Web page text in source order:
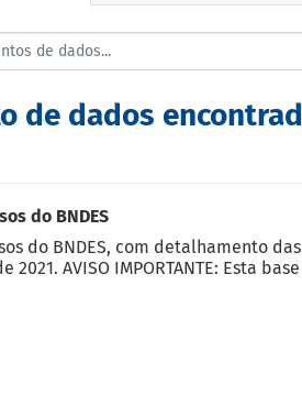
de dados
do BNDES
do BNDES, com detalhamento
2021. AVISO IMPORTANTE: Esta